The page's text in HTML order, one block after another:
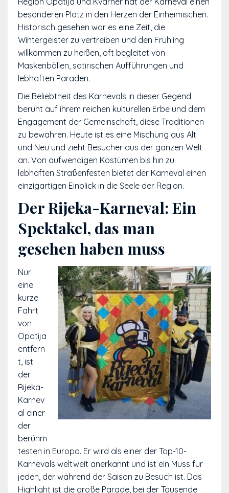
besonderen Platz in den Herzen der Einheimischen.
Historisch gesehen war es eine Zeit, die
Wintergeister zu vertreiben und den Frühling
willkommen zu heißen, oft begleitet von
Maskenbällen, satirischen Aufführungen und
lebhaften Paraden.
Die Beliebtheit des Karnevals in dieser Gegend
beruht auf ihrem reichen kulturellen Erbe und dem
Engagement der Gemeinschaft, diese Traditionen
zu bewahren. Heute ist es eine Mischung aus Alt
und Neu und zieht Besucher aus der ganzen Welt
an. Von aufwendigen Kostümen bis hin zu
lebhaften Straßenfesten bietet der Karneval einen
einzigartigen Einblick in die Seele der Region.
Der Rijeka-Karneval: Ein
Spektakel, das man
gesehen haben muss
Nur
eine
kurze
Fahrt
von
Opatija
entfern
t, ist
der
Rijeka-
Karnev
al einer
der
berühm
testen in Europa. Er wird als einer der Top-10-
Karnevals weltweit anerkannt und ist ein Muss für
jeden, der während der Saison zu Besuch ist. Das
Highlight ist die große Parade, bei der Tausende